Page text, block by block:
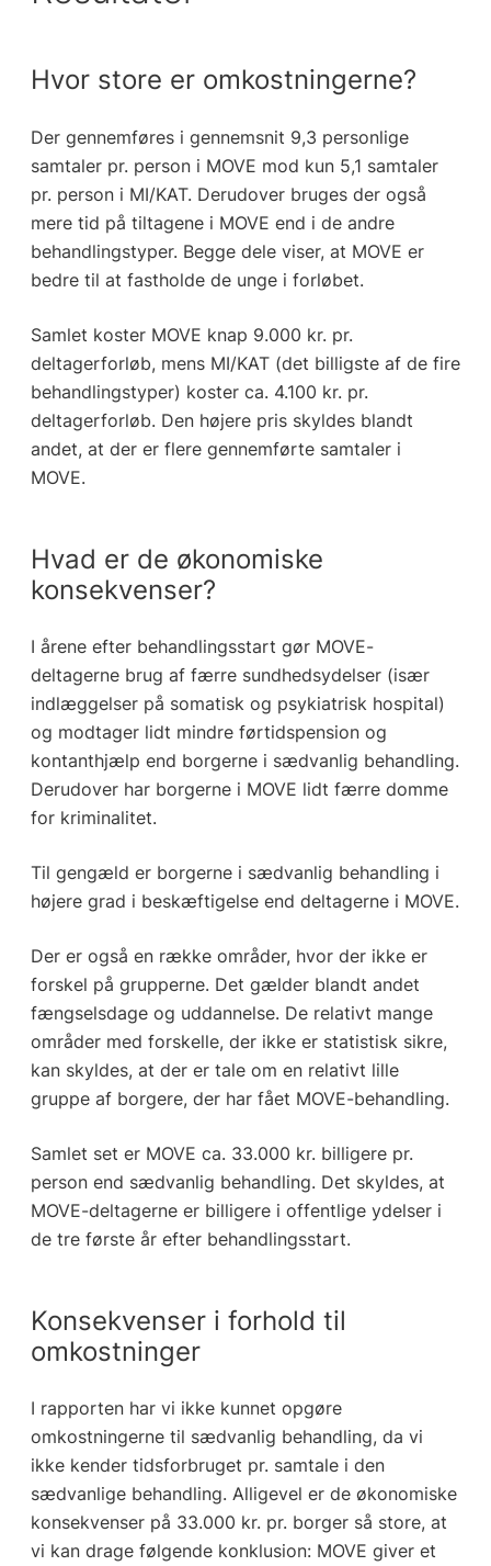
Hvor store er omkostningerne?
Der gennemføres i gennemsnit 9,3 personlige
samtaler pr. person i MOVE mod kun 5,1 samtaler
pr. person i MI/KAT. Derudover bruges der også
mere tid på tiltagene i MOVE end i de andre
behandlingstyper. Begge dele viser, at MOVE er
bedre til at fastholde de unge i forløbet.
Samlet koster MOVE knap 9.000 kr. pr.
deltagerforløb, mens MI/KAT (det billigste af de fire
behandlingstyper) koster ca. 4.100 kr. pr.
deltagerforløb. Den højere pris skyldes blandt
andet, at der er flere gennemførte samtaler i
MOVE.
Hvad er de økonomiske
konsekvenser?
I årene efter behandlingsstart gør MOVE-
deltagerne brug af færre sundhedsydelser (især
indlæggelser på somatisk og psykiatrisk hospital)
og modtager lidt mindre førtidspension og
kontanthjælp end borgerne i sædvanlig behandling.
Derudover har borgerne i MOVE lidt færre domme
for kriminalitet.
Til gengæld er borgerne i sædvanlig behandling i
højere grad i beskæftigelse end deltagerne i MOVE.
Der er også en række områder, hvor der ikke er
forskel på grupperne. Det gælder blandt andet
fængselsdage og uddannelse. De relativt mange
områder med forskelle, der ikke er statistisk sikre,
kan skyldes, at der er tale om en relativt lille
gruppe af borgere, der har fået MOVE-behandling.
Samlet set er MOVE ca. 33.000 kr. billigere pr.
person end sædvanlig behandling. Det skyldes, at
MOVE-deltagerne er billigere i offentlige ydelser i
de tre første år efter behandlingsstart.
Konsekvenser i forhold til
omkostninger
I rapporten har vi ikke kunnet opgøre
omkostningerne til sædvanlig behandling, da vi
ikke kender tidsforbruget pr. samtale i den
sædvanlige behandling. Alligevel er de økonomiske
konsekvenser på 33.000 kr. pr. borger så store, at
vi kan drage følgende konklusion: MOVE giver et